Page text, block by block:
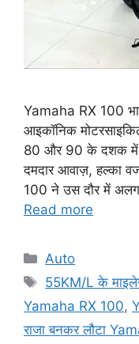
Yamaha RX 100
आइकॉनिक
80 और 90 के दशक में
दमदार आवाज़, हल्का
100 ने उस दौर में
Read more
Categories
Auto
Tags
55KM/L के
Yamaha RX 100,
राजा बनकर लौटा